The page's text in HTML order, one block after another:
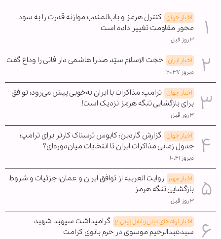
اخبار جهان کنترل هرمز و باب‌المندب موازنه قدرت را به سود
محور مقاومت تغییر داده است
۳ روز قبل
اخبار ایران حجت الاسلام سیّد صدرا هاشمی دار فانی را وداع گفت
دیروز ۲۰:۳۷
اخبار جهان ترامپ: مذاکرات با ایران به‌خوبی پیش می‌رود؛ توافق
برای بازگشایی تنگه هرمز نزدیک است!
۳ روز قبل
اخبار جهان گزارش گاردین: کابوس ترسناک کارتر برای ترامپ؛
جدول زمانی مذاکرات ایران تا انتخابات میان‌دوره‌ای؟
دیروز ۱۰:۴۱
اخبار مهم روایت العربیه از توافق ایران و عمان؛ جزئیات و شروط
بازگشایی تنگه هرمز
۳ روز قبل
اخبار نهادهای دینی و اهل بیتی ع گرامیداشت سپهبد شهید
سیدعبدالرحیم موسوی در حرم بانوی کرامت